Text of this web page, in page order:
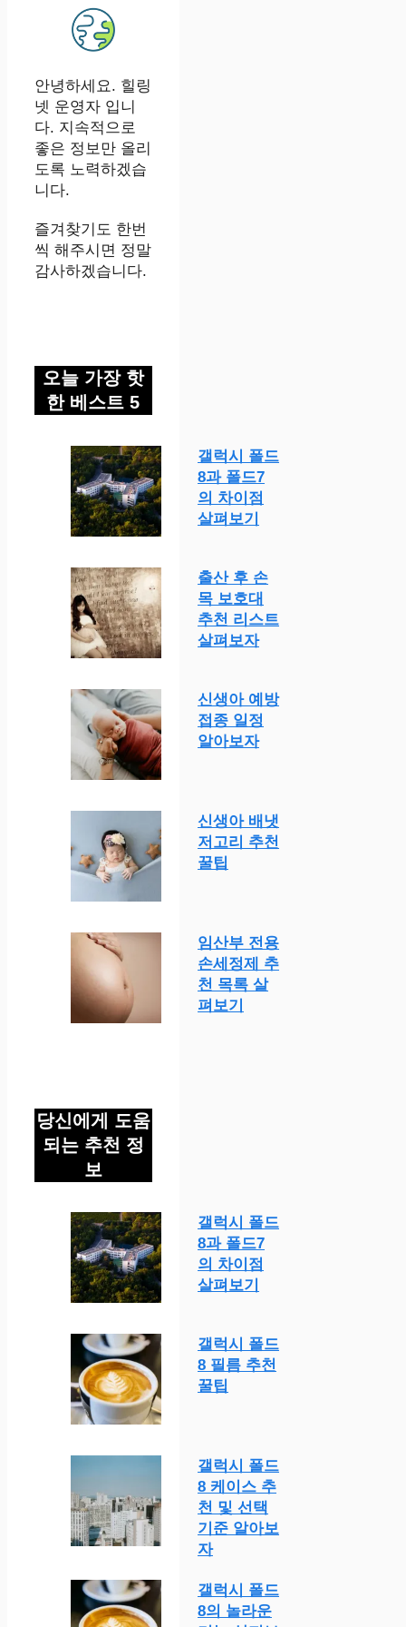
안녕하세요. 힐링
넷 운영자 입니
다. 지속적으로
좋은 정보만 올리
도록 노력하겠습
니다.
즐겨찾기도 한번
씩 해주시면 정말
감사하겠습니다.
오늘 가장 핫
한 베스트 5
갤럭시 폴드
8과 폴드7
의 차이점
살펴보기
출산 후 손
목 보호대
추천 리스트
살펴보자
신생아 예방
접종 일정
알아보자
신생아 배냇
저고리 추천
꿀팁
임산부 전용
손세정제 추
천 목록 살
펴보기
당신에게 도움
되는 추천 정
보
갤럭시 폴드
8과 폴드7
의 차이점
살펴보기
갤럭시 폴드
8 필름 추천
꿀팁
갤럭시 폴드
8 케이스 추
천 및 선택
기준 알아보
자
갤럭시 폴드
8의 놀라운